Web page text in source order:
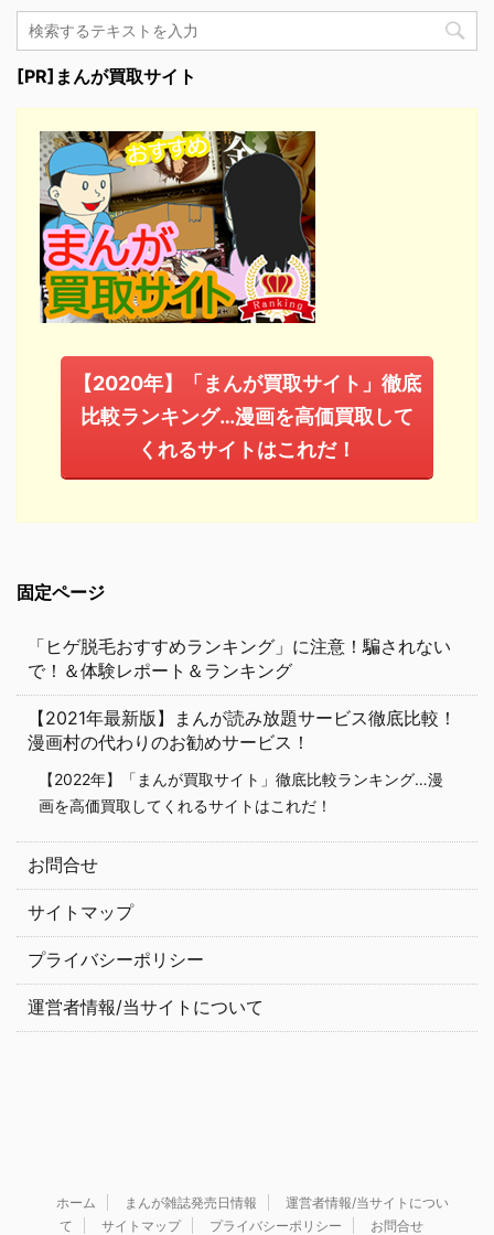
[PR]まんが買取サイト
【2020年】「まんが買取サイト」徹底
比較ランキング…漫画を高価買取して
くれるサイトはこれだ！
固定ページ
「ヒゲ脱毛おすすめランキング」に注意！騙されない
で！＆体験レポート＆ランキング
【2021年最新版】まんが読み放題サービス徹底比較！
漫画村の代わりのお勧めサービス！
【2022年】「まんが買取サイト」徹底比較ランキング…漫
画を高価買取してくれるサイトはこれだ！
お問合せ
サイトマップ
プライバシーポリシー
運営者情報/当サイトについて
ホーム まんが雑誌発売日情報
運営者情報/当サイトについ
て
サイトマップ プライバシーポリシー お問合せ